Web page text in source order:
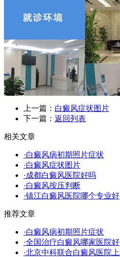
上一篇： 白癜风症状图片
下一篇： 返回列表
相关文章
·白癜风病初期照片症状
·白癜风症状图片
·成都白癜风医院好吗
·白癜风按压判断
·镇江白癜风医院哪个专业好
推荐文章
·白癜风病初期照片症状
·全国治疗白癜风哪家医院好
·北京中科联合白癜风医院